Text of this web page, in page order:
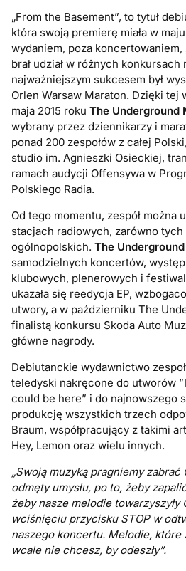
„From the Basement”, to tytuł
która swoją premierę miała w
wydaniem, poza koncertowaniem,
brał udział w różnych
najważniejszym sukcesem był
Orlen Warsaw Maraton. Dzięki tej
maja 2015 rokuThe Underground
wybrany przez dziennikarzy i
ponad 200 zespołów z całej
studio im. Agnieszki Osieckiej,
ramach audycji Offensywa w
Polskiego Radia.
Od tego momentu, zespół można
stacjach radiowych, zarówno
ogólnopolskich. The
samodzielnych koncertów,
klubowych, plenerowych i
ukazała się reedycja EP,
utwory, a w październiku The
finalistą konkursu Skoda Auto
główne nagrody.
Debiutanckie wydawnictwo
teledyski nakręcone do utworów
could be here” i do najnowszego
produkcję wszystkich trzech
Braum, współpracujący z takimi
Hey, Lemon oraz wielu innych.
„Swoją muzyką pragniemy
odmęty umysłu, po to, żeby
żeby nasze melodie towarzyszyły
wciśnięciu przycisku STOP w
naszego koncertu. Melodie, które
wcale nie chcesz, by odeszły”.